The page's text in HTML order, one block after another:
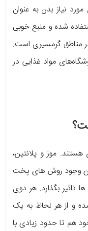
نیاز بدن به عنوان
شده و منبع خوبی
در مناطق گرمسیری است.
مواد غذایی در
موز و پلانتین،
وجود روش های پخت
تاثیر بگذارد. هر دوی
و از هر لحاظ به یک
هم تا حدود زیادی با